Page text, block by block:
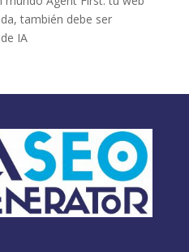
también debe ser
IA